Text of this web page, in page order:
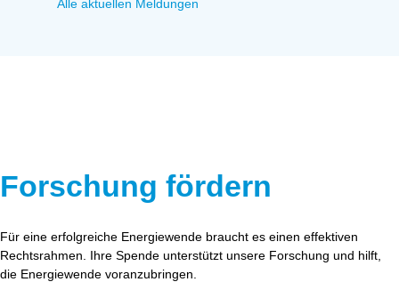
Alle aktuellen Meldungen
Forschung fördern
Für eine erfolgreiche Energiewende braucht es einen effektiven
Rechtsrahmen. Ihre Spende unterstützt unsere Forschung und hilft,
die Energiewende voranzubringen.